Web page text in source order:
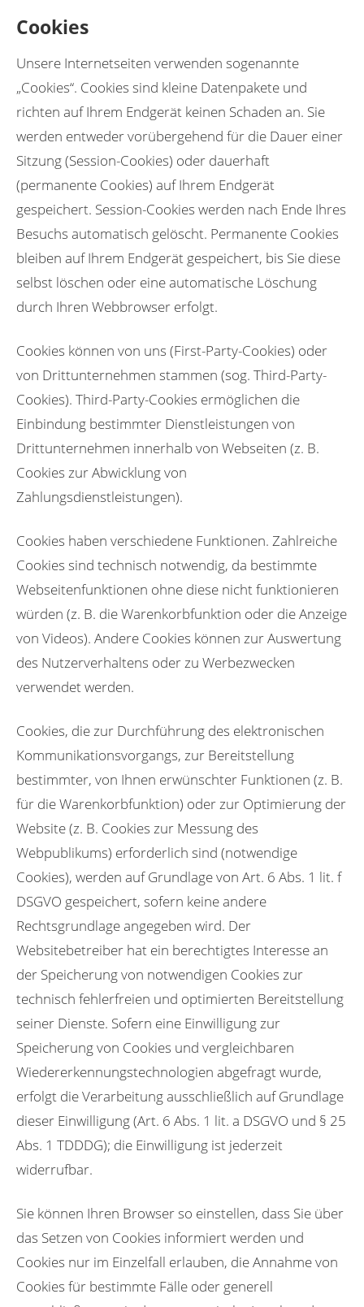
Cookies
Unsere Internetseiten verwenden sogenannte
„Cookies“. Cookies sind kleine Datenpakete und
richten auf Ihrem Endgerät keinen Schaden an. Sie
werden entweder vorübergehend für die Dauer einer
Sitzung (Session-Cookies) oder dauerhaft
(permanente Cookies) auf Ihrem Endgerät
gespeichert. Session-Cookies werden nach Ende Ihres
Besuchs automatisch gelöscht. Permanente Cookies
bleiben auf Ihrem Endgerät gespeichert, bis Sie diese
selbst löschen oder eine automatische Löschung
durch Ihren Webbrowser erfolgt.
Cookies können von uns (First-Party-Cookies) oder
von Drittunternehmen stammen (sog. Third-Party-
Cookies). Third-Party-Cookies ermöglichen die
Einbindung bestimmter Dienstleistungen von
Drittunternehmen innerhalb von Webseiten (z. B.
Cookies zur Abwicklung von
Zahlungsdienstleistungen).
Cookies haben verschiedene Funktionen. Zahlreiche
Cookies sind technisch notwendig, da bestimmte
Webseitenfunktionen ohne diese nicht funktionieren
würden (z. B. die Warenkorbfunktion oder die Anzeige
von Videos). Andere Cookies können zur Auswertung
des Nutzerverhaltens oder zu Werbezwecken
verwendet werden.
Cookies, die zur Durchführung des elektronischen
Kommunikationsvorgangs, zur Bereitstellung
bestimmter, von Ihnen erwünschter Funktionen (z. B.
für die Warenkorbfunktion) oder zur Optimierung der
Website (z. B. Cookies zur Messung des
Webpublikums) erforderlich sind (notwendige
Cookies), werden auf Grundlage von Art. 6 Abs. 1 lit. f
DSGVO gespeichert, sofern keine andere
Rechtsgrundlage angegeben wird. Der
Websitebetreiber hat ein berechtigtes Interesse an
der Speicherung von notwendigen Cookies zur
technisch fehlerfreien und optimierten Bereitstellung
seiner Dienste. Sofern eine Einwilligung zur
Speicherung von Cookies und vergleichbaren
Wiedererkennungstechnologien abgefragt wurde,
erfolgt die Verarbeitung ausschließlich auf Grundlage
dieser Einwilligung (Art. 6 Abs. 1 lit. a DSGVO und § 25
Abs. 1 TDDDG); die Einwilligung ist jederzeit
widerrufbar.
Sie können Ihren Browser so einstellen, dass Sie über
das Setzen von Cookies informiert werden und
Cookies nur im Einzelfall erlauben, die Annahme von
Cookies für bestimmte Fälle oder generell